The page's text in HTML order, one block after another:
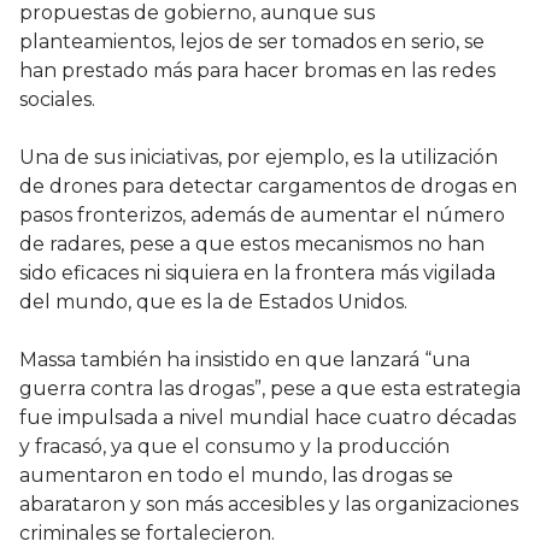
propuestas de gobierno, aunque sus
planteamientos, lejos de ser tomados en serio, se
han prestado más para hacer bromas en las redes
sociales.
Una de sus iniciativas, por ejemplo, es la utilización
de drones para detectar cargamentos de drogas en
pasos fronterizos, además de aumentar el número
de radares, pese a que estos mecanismos no han
sido eficaces ni siquiera en la frontera más vigilada
del mundo, que es la de Estados Unidos.
Massa también ha insistido en que lanzará “una
guerra contra las drogas”, pese a que esta estrategia
fue impulsada a nivel mundial hace cuatro décadas
y fracasó, ya que el consumo y la producción
aumentaron en todo el mundo, las drogas se
abarataron y son más accesibles y las organizaciones
criminales se fortalecieron.